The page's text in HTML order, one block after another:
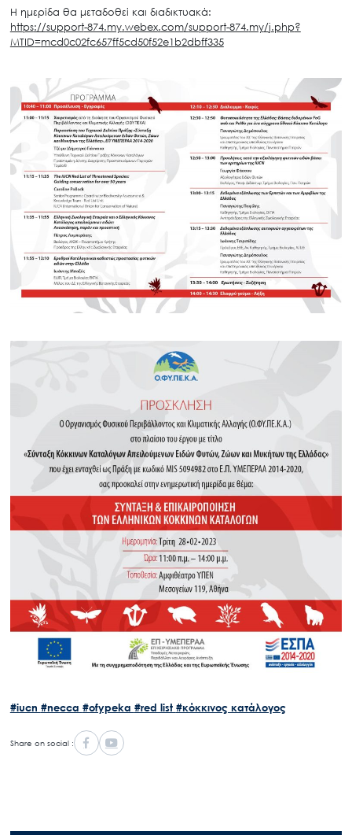
Η ημερίδα θα μεταδοθεί και διαδικτυακά:
https://support-874.my.webex.com/support-874.my/j.php?
MTID=mcd0c02fc657ff5cd50f52e1b2dbff335
#iucn #necca #ofypeka #red list #κόκκινος κατάλογος
Share on social :